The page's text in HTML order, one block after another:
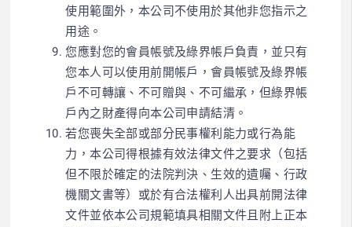
使用範圍外，本公司不使用於其他非您指示之
用途。
您應對您的會員帳號及綠界帳戶負責，並只有
您本人可以使用前開帳戶，會員帳號及綠界帳
戶不可轉讓、不可贈與、不可繼承，但綠界帳
戶內之財產得向本公司申請結清。
若您喪失全部或部分民事權利能力或行為能
力，本公司得根據有效法律文件之要求（包括
但不限於確定的法院判決、生效的遺囑、行政
機關文書等）或於有合法權利人出具前開法律
文件並依本公司規範填具相關文件且附上正本